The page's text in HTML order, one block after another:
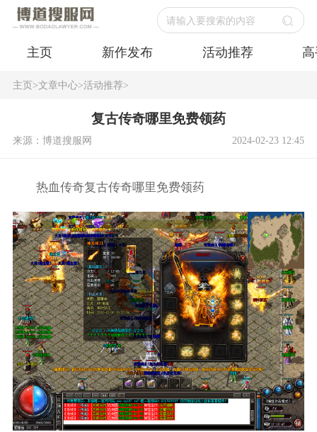
请输入要搜索的内容
主页 新作发布 活动推荐
主页>文章中心>活动推荐>
复古传奇哪里免费领药
来源：博道搜服网 2024-02-23 12:45
热血传奇复古传奇哪里免费领药